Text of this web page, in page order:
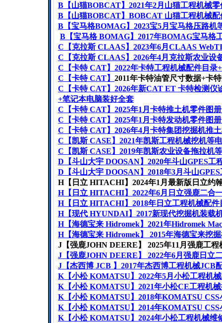
B 【山猫BOBCAT】 2021年2月山猫工程机械
B 【山猫BOBCAT】 BOBCAT 山猫工程机械配
B 【宝马格BOMAG】 2023宝5月宝马格压路机
B 【宝马格BOMAG】 2017年BOMAG宝马格
C 【克拉斯CLAAS】 2023年6月 CLAAS
C 【克拉斯CLAAS】 2026年4月克拉斯农业设
C 【卡特CAT】 2022年卡特工程机械配件目录+
C 【卡特CAT】 2011年卡特油管尺寸数据+卡
C 【卡特CAT】 2026年新CAT ET 卡特检测仪
+笔记本电脑装好全套
C 【卡特CAT】 2025年1 月卡特推土机零件图册
C 【卡特CAT】 2025年1 月卡特发动机零件图册
C 【卡特CAT】 2026年4月卡特集团挖掘机推
C 【凯斯CASE 】 2021年凯斯工程机械挖机等
C 【凯斯CASE 】 2019年凯斯农业设备拖拉机
D 【斗山大宇 DOOSAN】 2020年斗山GPES工
D 【斗山大宇 DOOSAN】 2018年3月斗山GPES
H【日立 HITACHI】 2024年1 月最新版日立约
H【日立 HITACHI】 2022年6月日立强鹿二合
H【日立 HITACHI】 2018年日立工程机械配
H【现代 HYUNDAI】 2017新现代挖掘机装载
H【海德宝来 Hidromek】 2021年Hidromek
H【海德宝来 Hidromek】 2015年海德宝来挖
J 【强鹿JOHN DEERE 】 2025年11 月强鹿工
J 【强鹿JOHN DEERE 】 2022年6月强鹿日立
J 【杰西博 JCB 】 2017年杰西博工程机械JCB
K 【小松KOMATSU 】 2022年5月小松工程机
K 【小松KOMATSU 】 2021年小松CE工程机
K 【小松KOMATSU 】 2018年KOMATSU CSS
K 【小松KOMATSU 】 2014年KOMATSU CSS
K 【小松KOMATSU 】 2024年小松工程机械维